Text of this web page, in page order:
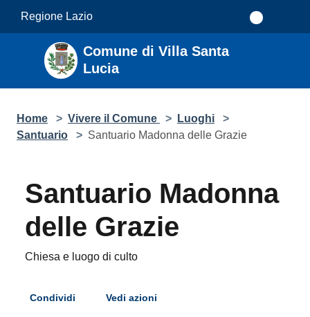
Regione Lazio
Comune di Villa Santa
Lucia
Home > Vivere il Comune > Luoghi
>
Santuario
> Santuario Madonna delle Grazie
Santuario Madonna
delle Grazie
Chiesa e luogo di culto
Condividi Vedi azioni